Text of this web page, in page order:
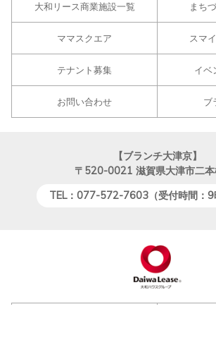
大和リース商業施設一覧 まち
ママスクエア スマ
テナント募集 イベ
お問い合わせ ブ
【ブランチ大津京】
〒520-0021 滋賀県大津市二
TEL：077-572-7603（受付時間：9